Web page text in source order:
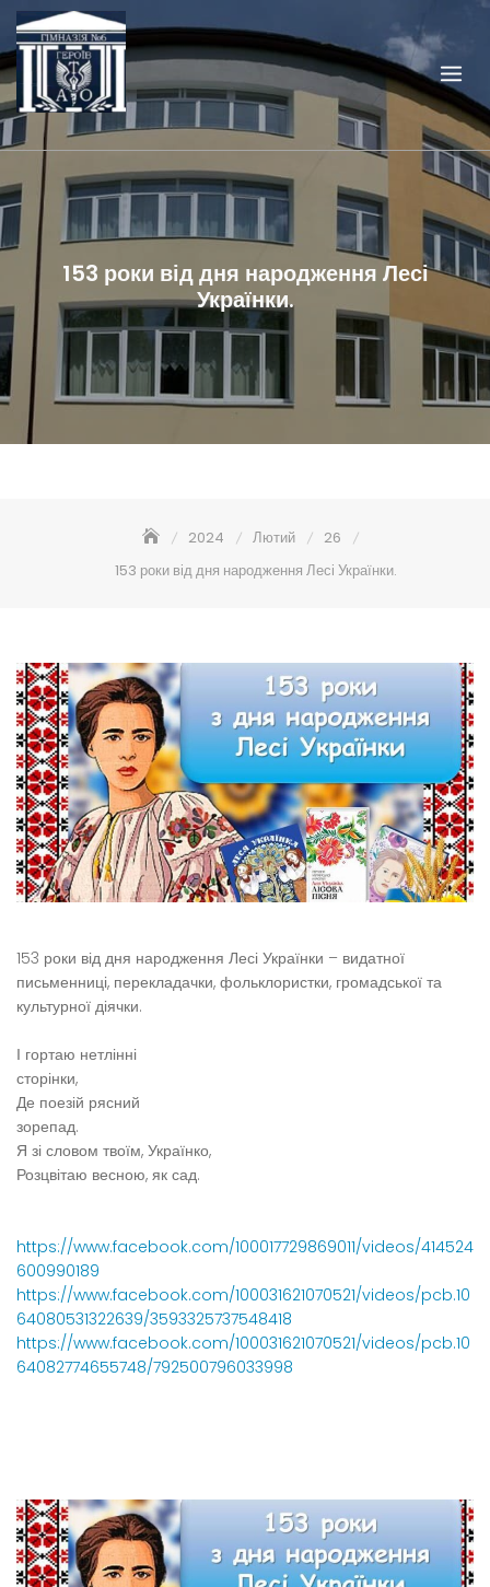
Skip
to
content
153 роки від дня народження Лесі
Українки.
2024 Лютий
26
153 роки від дня народження Лесі Українки.
153 роки від дня народження Лесі Українки – видатної
письменниці, перекладачки, фольклористки, громадської та
культурної діячки.
І гортаю нетлінні
сторінки,
Де поезій рясний
зорепад.
Я зі словом твоїм, Українко,
Розцвітаю весною, як сад.
https://www.facebook.com/100017729869011/videos/414524
600990189
https://www.facebook.com/100031621070521/videos/pcb.10
64080531322639/3593325737548418
https://www.facebook.com/100031621070521/videos/pcb.10
64082774655748/792500796033998